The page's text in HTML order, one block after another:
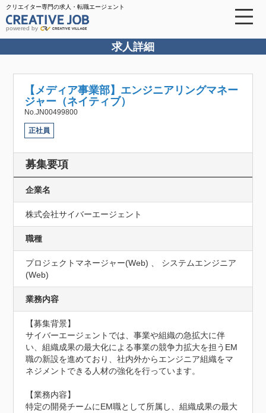
クリエイター専門の求人・転職エージェント
powered by
求人詳細
【メディア事業部】エンジニアリングマネー
ジャー（ネイティブ）
No.JN00499800
正社員
募集要項
企業名
株式会社サイバーエージェント
職種
プロジェクトマネージャー(Web) 、 システムエンジニア
(Web)
業務内容
【募集背景】
サイバーエージェントでは、事業や組織の急拡大に伴
い、組織成果の最大化による事業の競争力拡大を担うEM
職の新設を進めており、社内外からエンジニア組織をマ
ネジメントできる人材の強化を行っています。
【業務内容】
特定の開発チームにEM職として所属し、組織成果の最大